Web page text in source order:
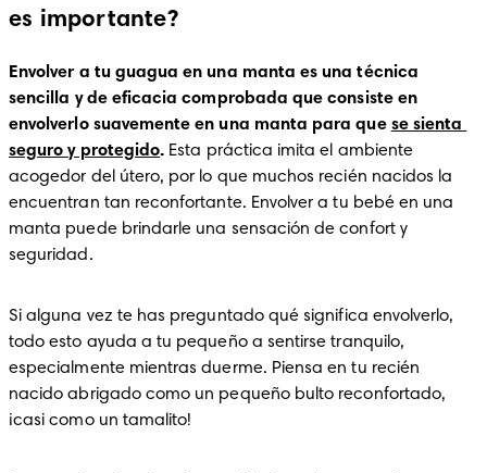
es importante?
Envolver a tu guagua en una manta es una técnica
sencilla y de eficacia comprobada que consiste en
envolverlo suavemente en una manta para que se sienta
seguro y protegido. Esta práctica imita el ambiente
acogedor del útero, por lo que muchos recién nacidos la
encuentran tan reconfortante. Envolver a tu bebé en una
manta puede brindarle una sensación de confort y
seguridad.
Si alguna vez te has preguntado qué significa envolverlo,
todo esto ayuda a tu pequeño a sentirse tranquilo,
especialmente mientras duerme. Piensa en tu recién
nacido abrigado como un pequeño bulto reconfortado,
¡casi como un tamalito!